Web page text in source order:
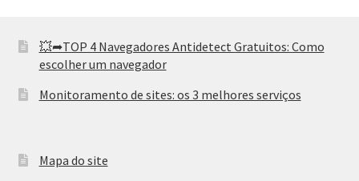
💥➦TOP 4 Navegadores Antidetect Gratuitos: Como
escolher um navegador
Monitoramento de sites: os 3 melhores serviços
Mapa do site